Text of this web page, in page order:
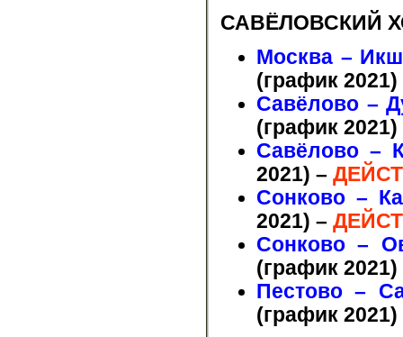
САВЁЛОВСКИЙ
Москва –
(график 2021)
Савёлово –
(график 2021)
Савёлово –
2021) –
Сонково –
2021) –
Сонково –
(график 2021)
Пестово –
(график 2021)